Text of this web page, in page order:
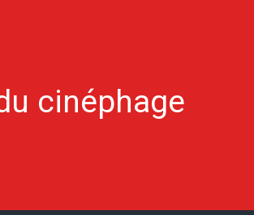
cinéphage